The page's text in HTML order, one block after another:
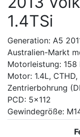
1.4TSi
Generation: A5
Australien-Markt
Motorleistung: 158
Motor: 1.4L,
Zentrierbohrung
PCD: 5x112
Gewindegröße: